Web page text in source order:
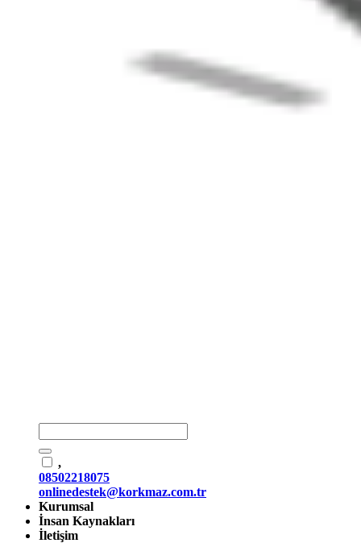
,
08502218075
onlinedestek@korkmaz.com.tr
Kurumsal
İnsan Kaynakları
İletişim